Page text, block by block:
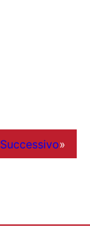
Successivo»